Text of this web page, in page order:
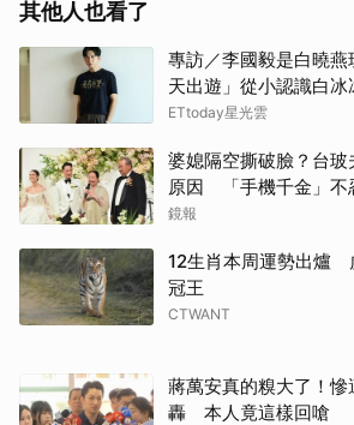
其他人也看了
專訪／李國毅是白曉
天出遊」從小認識白冰
ETtoday星光雲
婆媳隔空撕破臉？台
原因 「手機千金」不
離開嗎？
鏡報
12生肖本周運勢出爐
冠王
CTWANT
蔣萬安真的糗大了！
轟 本人竟這樣回嗆
取消